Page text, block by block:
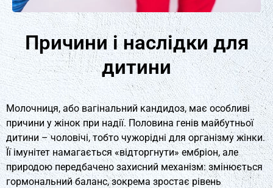
Причини і наслідки для
дитини
Молочниця, або вагінальний кандидоз, має особливі
причини у жінок при надії. Половина генів майбутньої
дитини – чоловічі, тобто чужорідні для організму жінки.
Її імунітет намагається «відторгнути» ембріон, але
природою передбачено захисний механізм: змінюється
гормональний баланс, зокрема зростає рівень